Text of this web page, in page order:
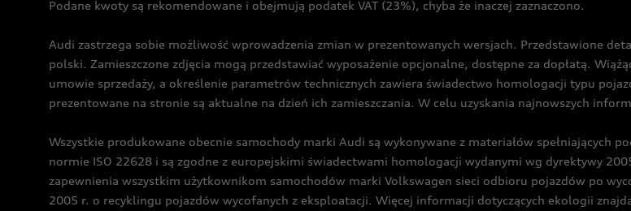
Podane kwoty są rekomendowane i obejmują podatek VAT (23%), chyba że inaczej zaznaczono.
Audi zastrzega sobie możliwość wprowadzenia zmian w prezentowanych wersjach. Przedstawione
polski. Zamieszczone zdjęcia mogą przedstawiać wyposażenie opcjonalne, dostępne za dopłatą.
umowie sprzedaży, a określenie parametrów technicznych zawiera świadectwo homologacji typu
prezentowane na stronie są aktualne na dzień ich zamieszczania. W celu uzyskania najnowszych
Wszystkie produkowane obecnie samochody marki Audi są wykonywane z materiałów spełniających
normie ISO 22628 i są zgodne z europejskimi świadectwami homologacji wydanymi wg dyrektywy
zapewnienia wszystkim użytkownikom samochodów marki Volkswagen sieci odbioru pojazdów po
2005 r. o recyklingu pojazdów wycofanych z eksploatacji. Więcej informacji dotyczących ekologii